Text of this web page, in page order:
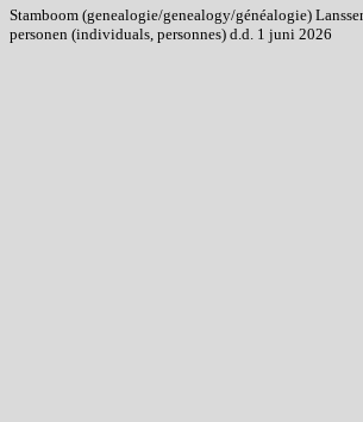
Stamboom (genealogie/genealogy/généalogie)
personen (individuals, personnes) d.d. 1 juni 2026